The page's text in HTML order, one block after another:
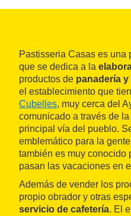
Pastisseria Casas es una
que se dedica a la
productos de panadería
el establecimiento que
Cubelles, muy cerca del
comunicado a través de
principal vía del pueblo.
emblemático para la
también es muy conocido
pasan las vacaciones en
Además de vender los
propio obrador y otras
servicio de cafetería. El